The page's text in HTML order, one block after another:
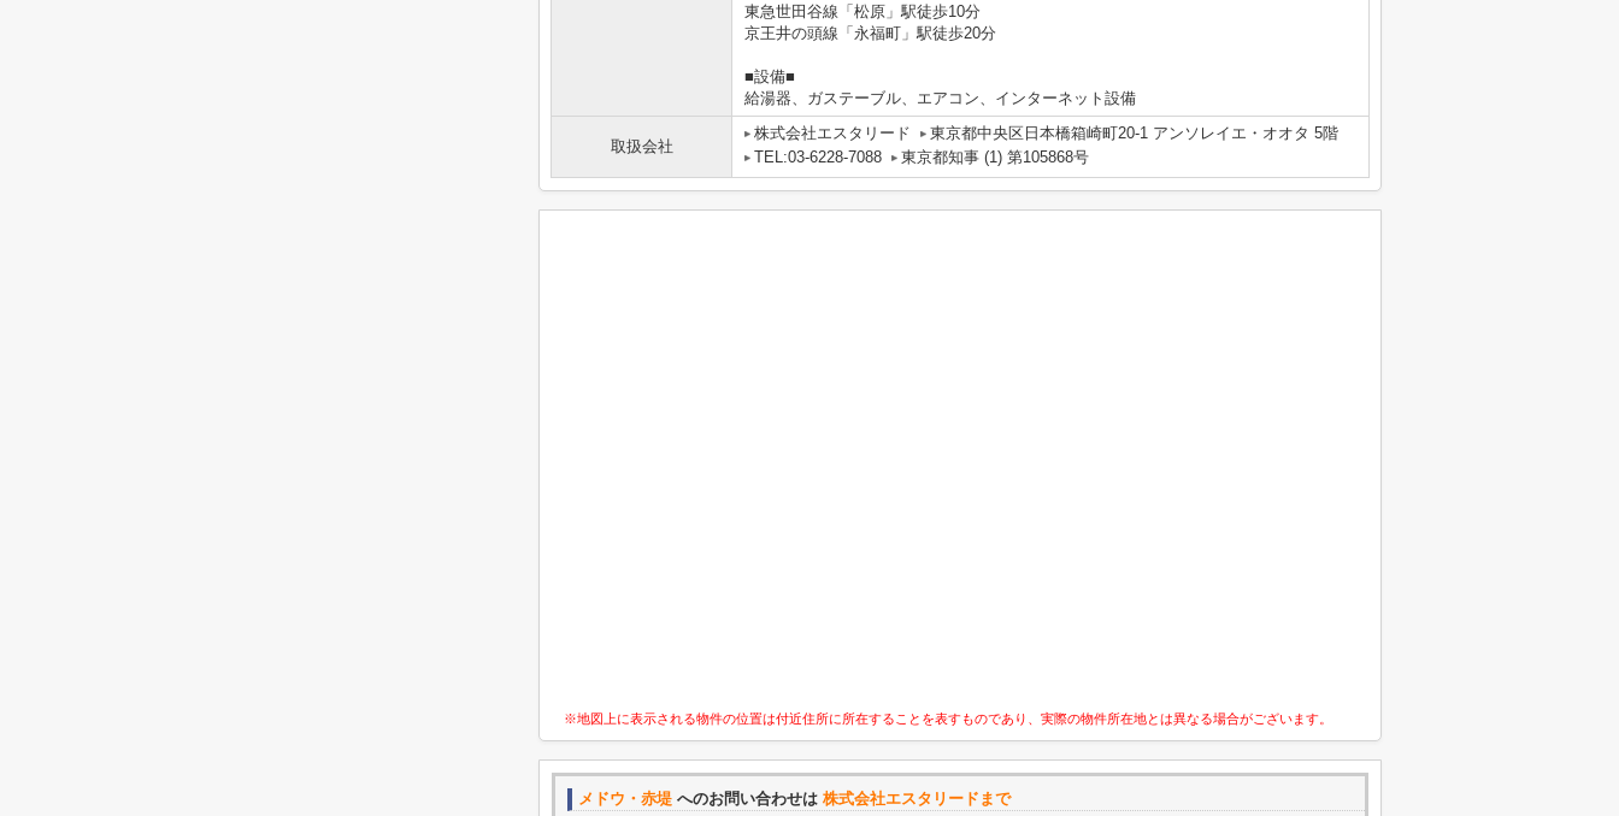
東急世田谷線「松原」駅徒歩10分
京王井の頭線「永福町」駅徒歩20分
■設備■
給湯器、ガステーブル、エアコン、インターネット設備
取扱会社
株式会社エスタリード
東京都中央区日本橋箱崎町20-1 アンソレイエ・オオタ 5階
TEL:03-6228-7088
東京都知事 (1) 第105868号
※地図上に表示される物件の位置は付近住所に所在することを表すものであり、実際の物件所在地とは異なる場合がございます。
メドウ・赤堤 へのお問い合わせは 株式会社エスタリードまで